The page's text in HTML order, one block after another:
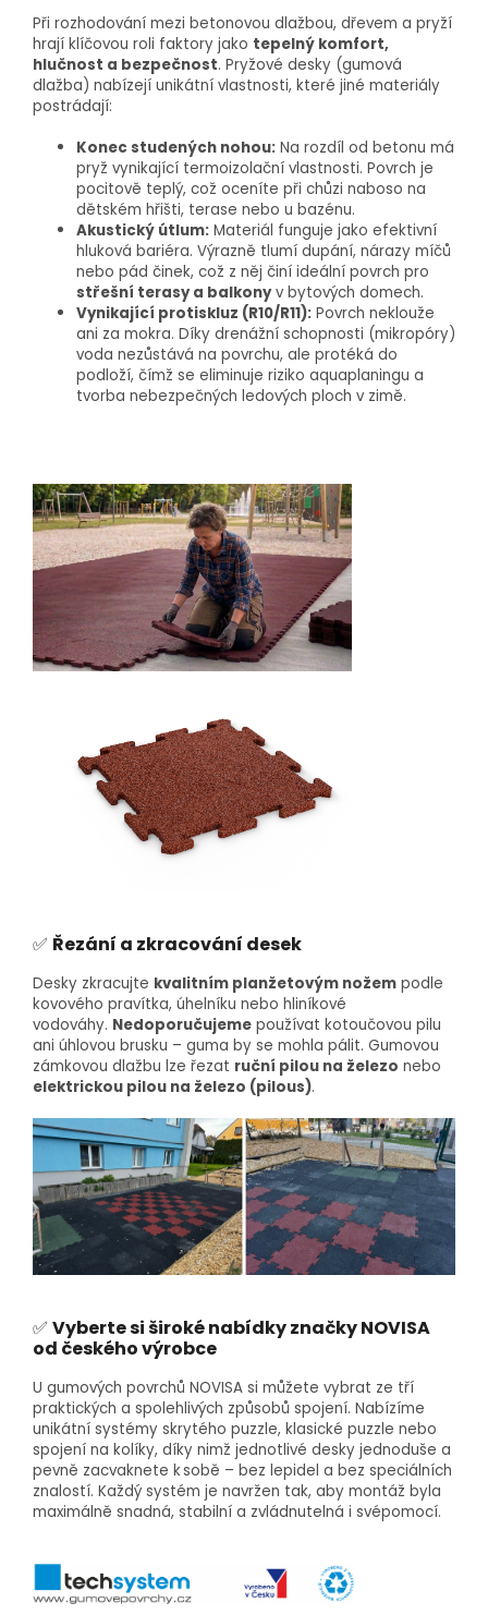
Při rozhodování mezi betonovou dlažbou, dřevem a pryží
hrají klíčovou roli faktory jako tepelný komfort,
hlučnost a bezpečnost. Pryžové desky (gumová
dlažba) nabízejí unikátní vlastnosti, které jiné materiály
postrádají:
Konec studených nohou: Na rozdíl od betonu má
pryž vynikající termoizolační vlastnosti. Povrch je
pocitově teplý, což oceníte při chůzi naboso na
dětském hřišti, terase nebo u bazénu.
Akustický útlum: Materiál funguje jako efektivní
hluková bariéra. Výrazně tlumí dupání, nárazy míčů
nebo pád činek, což z něj činí ideální povrch pro
střešní terasy a balkonyv bytových domech.
Vynikající protiskluz (R10/R11): Povrch neklouže
ani za mokra. Díky drenážní schopnosti (mikropóry)
voda nezůstává na povrchu, ale protéká do
podloží, čímž se eliminuje riziko aquaplaningu a
tvorba nebezpečných ledových ploch v zimě.
✅ Řezání a zkracování desek
Desky zkracujte kvalitním planžetovým nožem podle
kovového pravítka, úhelníku nebo hliníkové
vodováhy. Nedoporučujeme používat kotoučovou pilu
ani úhlovou brusku – guma by se mohla pálit. Gumovou
zámkovou dlažbu lze řezat ruční pilou na železo nebo
elektrickou pilou na železo (pilous).
✅ Vyberte si široké nabídky značky NOVISA
od českého výrobce
U gumových povrchů NOVISA si můžete vybrat ze tří
praktických a spolehlivých způsobů spojení. Nabízíme
unikátní systémy skrytého puzzle, klasické puzzle nebo
spojení na kolíky, díky nimž jednotlivé desky jednoduše a
pevně zacvaknete k sobě – bez lepidel a bez speciálních
znalostí. Každý systém je navržen tak, aby montáž byla
maximálně snadná, stabilní a zvládnutelná i svépomocí.